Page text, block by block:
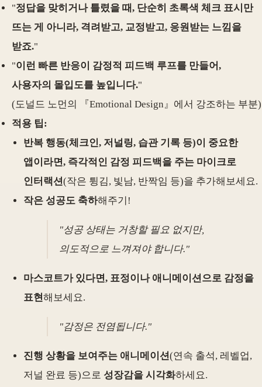
"정답을 맞히거나 틀렸을 때, 단순히 초록색 체크 표시만
뜨는 게 아니라, 격려받고, 교정받고, 응원받는 느낌을
받죠."
"이런 빠른 반응이 감정적 피드백 루프를 만들어,
사용자의 몰입도를 높입니다."
(도널드 노먼의 『Emotional Design』에서 강조하는 부분)
적용 팁:
반복 행동(체크인, 저널링, 습관 기록 등)이 중요한
앱이라면, 즉각적인 감정 피드백을 주는 마이크로
인터랙션(작은 튕김, 빛남, 반짝임 등)을 추가해보세요.
작은 성공도 축하해주기!
"성공 상태는 거창할 필요 없지만,
의도적으로 느껴져야 합니다."
마스코트가 있다면, 표정이나 애니메이션으로 감정을
표현해보세요.
"감정은 전염됩니다."
진행 상황을 보여주는 애니메이션 (연속 출석, 레벨업,
저널 완료 등)으로 성장감을 시각화하세요.